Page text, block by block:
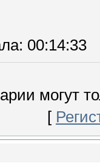
: 00:14:33
могут
[